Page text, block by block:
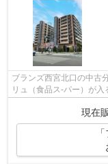
ブランズ西宮北口の中古
リュ（食品ス-パー）が入
口へ徒歩圏内で山幹のす
現在